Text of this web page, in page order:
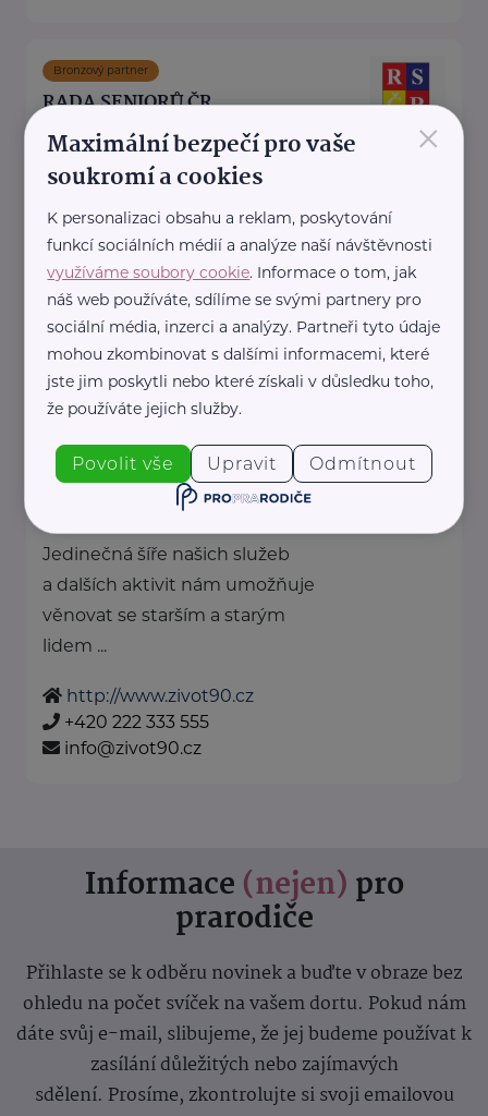
Bronzový partner
RADA SENIORŮ ČR
Politických vězňů 1419/11 Praha 1
Poskytujeme bezplatné sociálně-
po celé ČR.
Vydáváme časopis Doba seniorů.
Akreditované poradny RS ...
https://www.rscr.cz/
+420 222 560 136
rscr@rscr.cz
ŽIVOT 90, z.ú.
Jedinečná šíře našich služeb
a dalších aktivit nám umožňuje
věnovat se starším a starým
lidem ...
http://www.zivot90.cz
+420 222 333 555
info@zivot90.cz
Informace (nejen) pro
prarodiče
Přihlaste se k odběru novinek a buďte v obraze bez
ohledu na počet svíček na vašem dortu. Pokud nám
dáte svůj e-mail, slibujeme, že jej budeme používat k
zasílání důležitých nebo zajímavých
sdělení. Prosíme, zkontrolujte si svoji emailovou
×
Maximální bezpečí pro vaše
soukromí a cookies
K personalizaci obsahu a reklam, poskytování
funkcí sociálních médií a analýze naší návštěvnosti
využíváme soubory cookie. Informace o tom, jak
náš web používáte, sdílíme se svými partnery pro
sociální média, inzerci a analýzy. Partneři tyto údaje
mohou zkombinovat s dalšími informacemi, které
jste jim poskytli nebo které získali v důsledku toho,
že používáte jejich služby.
Povolit vše Upravit Odmítnout